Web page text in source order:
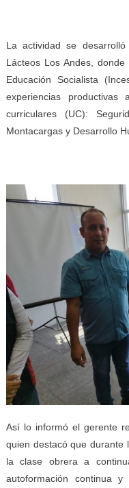
La actividad se
Lácteos Los Andes,
Educación Socialista
experiencias
curriculares (UC):
Montacargas y Desarrollo
Así lo informó el gerente
quien destacó que durante
la clase obrera a
autoformación continua